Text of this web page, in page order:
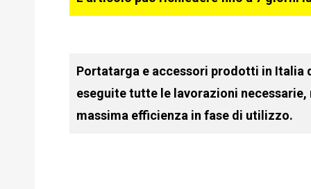
Portatarga e accessori prodotti in Italia
eseguite tutte le lavorazioni
massima efficienza in fase di utilizzo.